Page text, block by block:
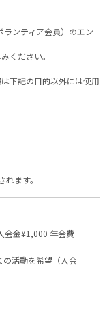
ンティア会員）のエン
ください。
下記の目的以外には使用
ます。
会金¥1,000 年会費
の活動を希望（入会